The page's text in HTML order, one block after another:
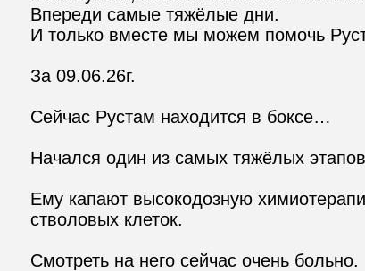
Впереди самые тяжёлые дни.
И только вместе мы можем помочь
За 09.06.26г.
Сейчас Рустам находится в боксе…
Начался один из самых тяжёлых
Ему капают высокодозную
стволовых клеток.
Смотреть на него сейчас очень больно.